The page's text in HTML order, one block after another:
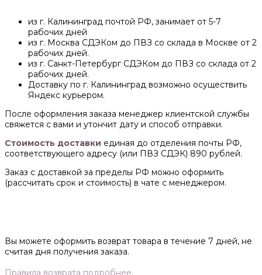
из г. Калининград почтой РФ, занимает от 5-7
рабочих дней
из г. Москва СДЭКом до ПВЗ со склада в Москве от 2
рабочих дней.
из г. Санкт-Петербург СДЭКом до ПВЗ со склада от 2
рабочих дней.
Доставку по г. Калининград возможно осуществить
Яндекс курьером.
После оформления заказа менеджер клиентской службы
свяжется с вами и утончит дату и способ отправки.
Стоимость доставки единая до отделения почты РФ,
соответствующего адресу (или ПВЗ СДЭК) 890 рублей.
Заказ с доставкой за пределы РФ можно оформить
(рассчитать срок и стоимость) в чате с менеджером.
Вы можете оформить возврат товара в течение 7 дней, не
считая дня получения заказа.
Правила возврата подробнее.